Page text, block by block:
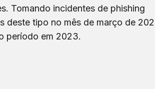
Tomando incidentes de phishing
deste tipo no mês de março de
período em 2023.